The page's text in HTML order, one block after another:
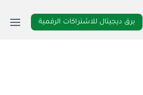
برق ديجيتال للاشتراكات الرقمية